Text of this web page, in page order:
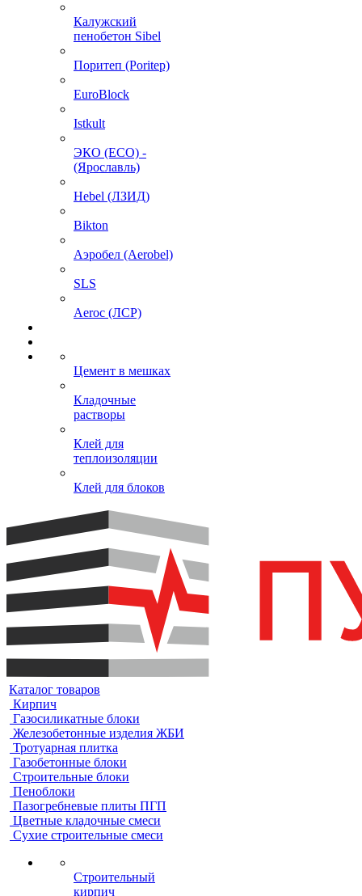
Калужский
пенобетон Sibel
Поритеп (Poritep)
EuroBlock
Istkult
ЭКО (ECO) -
(Ярославль)
Hebel (ЛЗИД)
Bikton
Аэробел (Aerobel)
SLS
Aeroc (ЛСР)
Цемент в мешках
Кладочные
растворы
Клей для
теплоизоляции
Клей для блоков
Каталог товаров
Кирпич
Газосиликатные блоки
Железобетонные изделия ЖБИ
Тротуарная плитка
Газобетонные блоки
Строительные блоки
Пеноблоки
Пазогребневые плиты ПГП
Цветные кладочные смеси
Сухие строительные смеси
Строительный
кирпич